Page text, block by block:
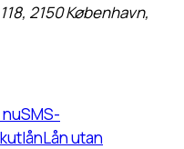
2150 København,
SMS-
Lån utan